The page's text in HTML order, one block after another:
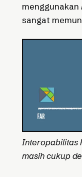
menggunakan
sangat
Interopabilitas
masih cukup